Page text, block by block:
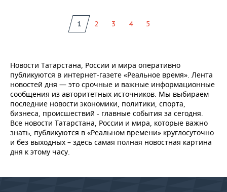
1 2 3 4 5
Новости Татарстана, России и мира оперативно
публикуются в интернет-газете «Реальное время». Лента
новостей дня — это срочные и важные информационные
сообщения из авторитетных источников. Мы выбираем
последние новости экономики, политики, спорта,
бизнеса, происшествий - главные события за сегодня.
Все новости Татарстана, России и мира, которые важно
знать, публикуются в «Реальном времени» круглосуточно
и без выходных – здесь самая полная новостная картина
дня к этому часу.